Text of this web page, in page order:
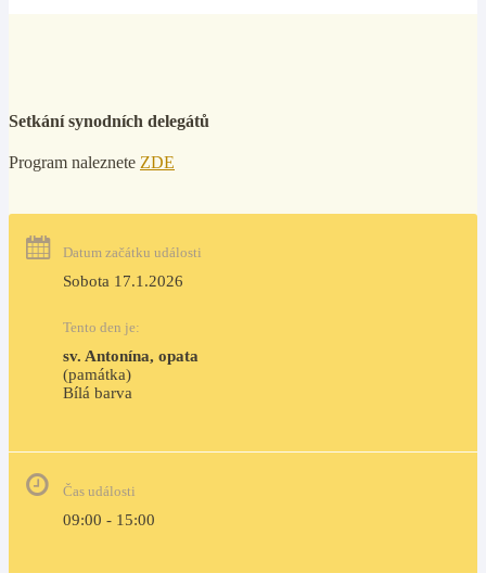
Setkání synodních delegátů
Program naleznete ZDE
Datum začátku události
Sobota 17.1.2026
Tento den je:
sv. Antonína, opata
(památka)
Bílá barva
Čas události
09:00 - 15:00